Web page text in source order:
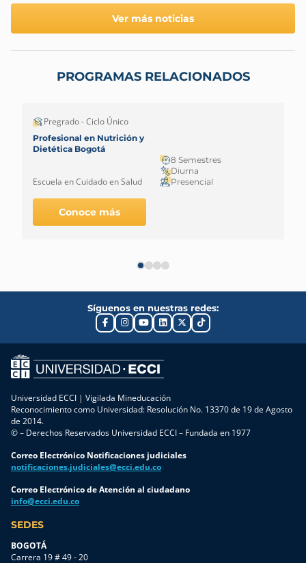
Ver más noticias
PROGRAMAS RELACIONADOS
Pregrado - Ciclo Único
Profesional en Nutrición y
Dietética Bogotá
Escuela en Cuidado en Salud
8 Semestres
Diurna
Presencial
Conoce más
Síguenos en nuestras redes:
Universidad ECCI | Vigilada Mineducación
Reconocimiento como Universidad: Resolución No. 13370 de 19 de Agosto
de 2014.
© – Derechos Reservados Universidad ECCI – Fundada en 1977
Correo Electrónico Notificaciones judiciales
notificaciones.judiciales@ecci.edu.co
Correo Electrónico de Atención al ciudadano
info@ecci.edu.co
SEDES
BOGOTÁ
Carrera 19 # 49 - 20